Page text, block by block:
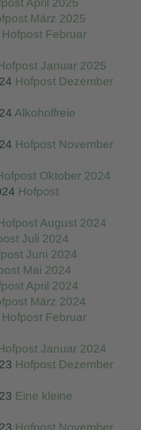
April 2025
März 2025
Hofpost Februar
Januar 2025
Hofpost Dezember
Alkoholfreie
Hofpost November
Oktober 2024
Hofpost
August 2024
Juli 2024
Juni 2024
Mai 2024
April 2024
März 2024
Hofpost Februar
Januar 2024
Hofpost Dezember
Eine kleine
Hofpost November